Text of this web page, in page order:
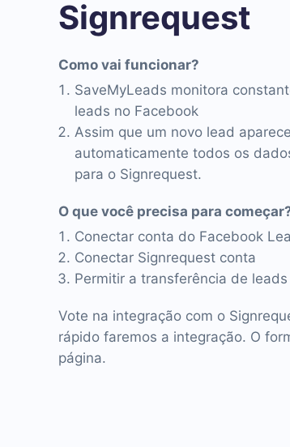
Signrequest
Como vai funcionar?
SaveMyLeads monitora
leads no Facebook
Assim que um novo lead
automaticamente todos os
para o Signrequest.
O que você precisa para
Conectar conta do Facebook
Conectar Signrequest conta
Permitir a transferência de
Vote na integração com o
rápido faremos a integração. O
página.